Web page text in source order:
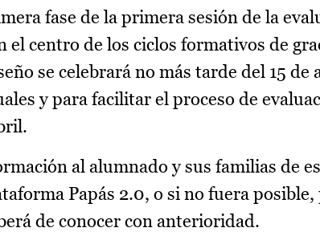
fase de la primera sesión de la
el centro de los ciclos formativos de
se celebrará no más tarde del 15 de
y para facilitar el proceso de
al alumnado y sus familias de
Papás 2.0, o si no fuera
de conocer con anterioridad.